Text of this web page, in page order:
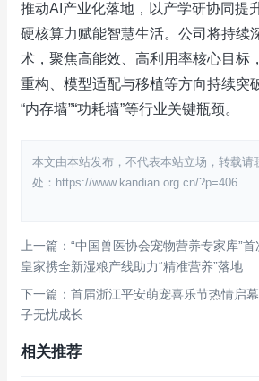
推动AI产业化落地，以产学研协同提
硬核算力赋能智慧生活。公司将持续
术，聚焦高能效、高利用率核心目标
重构、模型适配与移植等方向持续突
“内存墙”“功耗墙”等行业关键瓶颈。
本文由本站发布，不代表本站立场，转载请
处：https://www.kandian.org.cn/?p=406
上一篇：“中国兽医协会宠物营养专家库”
皇家携全新湿粮产线助力“精准营养”落地
下一篇：首届浙江平安萌宠喜乐节热情启
子无忧成长
相关推荐